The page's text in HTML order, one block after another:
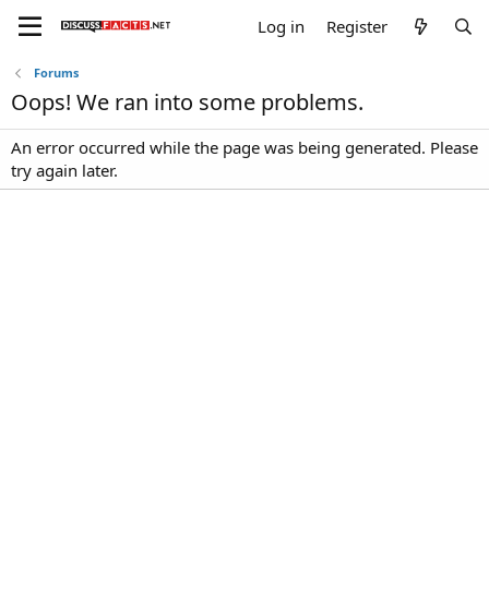
Log in Register
Forums
Oops! We ran into some problems.
An error occurred while the page was being generated. Please
try again later.